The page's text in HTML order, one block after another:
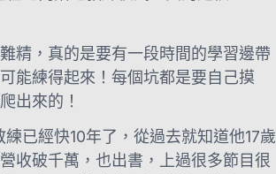
精，真的是要有一段時間的學習邊帶
能練得起來！ 每個坑都是要自己摸
出來的！
已經快10年了，從過去就知道他17歲
收破千萬，也出書，上過很多節目很